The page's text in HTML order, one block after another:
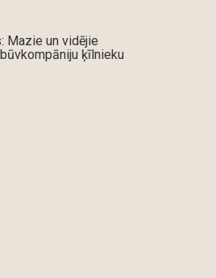
Mazie un vidējie
ķīlnieku